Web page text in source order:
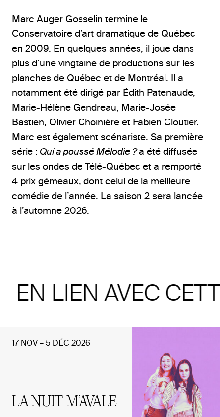
Marc Auger Gosselin termine le
Conservatoire d’art dramatique de Québec
en 2009. En quelques années, il joue dans
plus d’une vingtaine de productions sur les
planches de Québec et de Montréal. Il a
notamment été dirigé par Édith Patenaude,
Marie-Hélène Gendreau, Marie-Josée
Bastien, Olivier Choinière et Fabien Cloutier.
Marc est également scénariste. Sa première
série : Qui a poussé Mélodie ?a été diffusée
sur les ondes de Télé-Québec et a remporté
4 prix gémeaux, dont celui de la meilleure
comédie de l’année. La saison 2 sera lancée
à l’automne 2026.
EN LIEN AVEC
LA NUIT M’AVALE
17 NOV – 5 DÉC 2026